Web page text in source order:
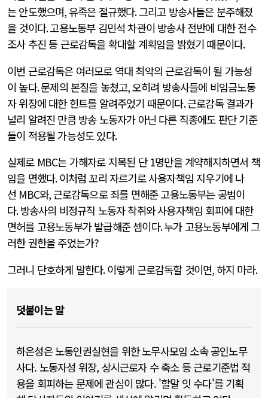
는 안도했으며,유족은 절규했다.그리고 방송사들은 분주해졌
을 것이다.고용노동부 김민석 차관이 방송사 전반에 대한 전수
조사 추진 등 근로감독을 확대할 계획임을 밝혔기 때문이다.
이번 근로감독은 여러모로 역대 최악의 근로감독이 될 가능성
이 높다.문제의 본질을 놓쳤고,오히려 방송사들에 비임금노동
자 위장에 대한 힌트를 알려주었기 때문이다.근로감독 결과가
널리 알려진 만큼 방송 노동자가 아닌 다른 직종에도 판단 기준
들이 적용될 가능성도 있다.
실제로 MBC는 가해자로 지목된 단 1명만을 계약해지하면서 책
임을 면했다.이처럼 꼬리 자르기로 사용자책임 지우기에 나
선 MBC와,근로감독으로 죄를 면해준 고용노동부는 공범이
다.방송사의 비정규직 노동자 착취와 사용자책임 회피에 대한
면허를 고용노동부가 발급해준 셈이다.누가 고용노동부에게 그
러한 권한을 주었는가?
그러니 단호하게 말한다.이렇게 근로감독할 것이면,하지 마라.
덧붙이는 말
하은성은 노동인권실현을 위한 노무사모임 소속 공인노무
사다. 노동자성 위장, 상시근로자 수 축소 등 근로기준법 적
용을 회피하는 문제에 관심이 많다. '할말 잇 수다'를 기획